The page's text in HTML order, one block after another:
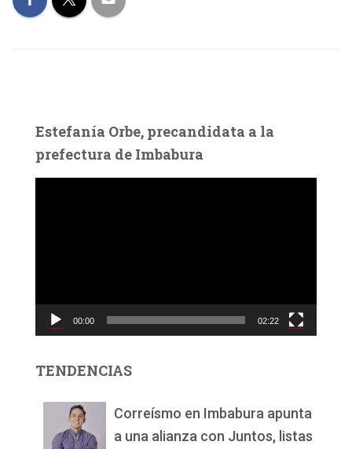
Estefanía Orbe, precandidata a la
prefectura de Imbabura
c
d
00:00 02:22
TENDENCIAS
Correísmo en Imbabura apunta
a una alianza con Juntos, listas